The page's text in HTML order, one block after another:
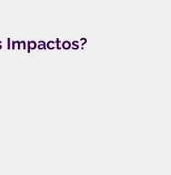
Impactos?